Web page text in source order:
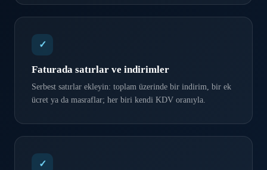
✓
Faturada satırlar ve indirimler
Serbest satırlar ekleyin: toplam üzerinde bir indirim, bir ek
ücret ya da masraflar; her biri kendi KDV oranıyla.
✓